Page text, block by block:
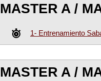
MASTER A /
1- Entrenamiento
MASTER A /